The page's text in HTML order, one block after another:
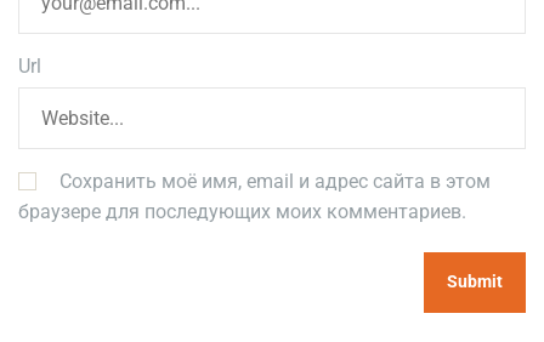
Url
Сохранить моё имя, email и адрес сайта в этом
браузере для последующих моих комментариев.